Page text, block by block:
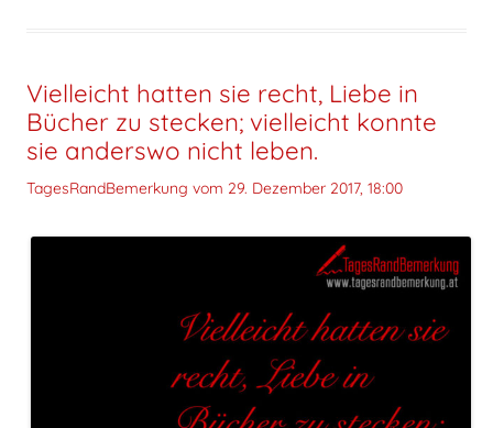
Vielleicht hatten sie recht, Liebe in
Bücher zu stecken; vielleicht konnte
sie anderswo nicht leben.
TagesRandBemerkung vom 29. Dezember 2017, 18:00